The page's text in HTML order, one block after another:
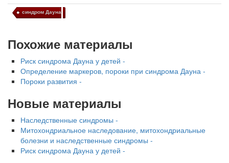
синдром Дауна
Похожие материалы
Риск синдрома Дауна у детей -
Определение маркеров, пороки при синдрома Дауна -
Пороки развития -
Новые материалы
Наследственные синдромы -
Митохондриальное наследование, митохондриальные
болезни и наследственные синдромы -
Риск синдрома Дауна у детей -